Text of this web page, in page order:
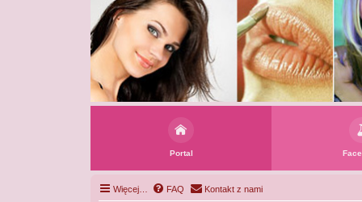
Portal
Więcej… FAQ Kontakt z nami